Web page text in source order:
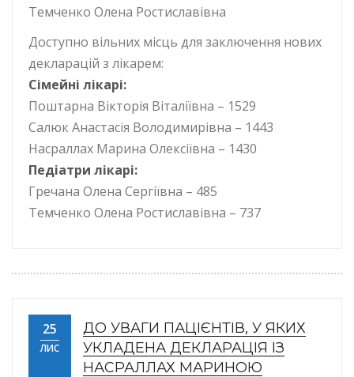
Темченко Олена Ростиславівна
Доступно вільних місць для заключення нових
декларацій з лікарем:
Сімейні лікарі:
Поштарна Вікторія Віталіївна – 1529
Салюк Анастасія Володимирівна – 1443
Насраллах Марина Олексіївна – 1430
Педіатри лікарі:
Гречана Олена Сергіївна – 485
Темченко Олена Ростиславівна – 737
25
ЛИС
ДО УВАГИ ПАЦІЄНТІВ, У ЯКИХ
УКЛАДЕНА ДЕКЛАРАЦІЯ ІЗ
НАСРАЛЛАХ МАРИНОЮ